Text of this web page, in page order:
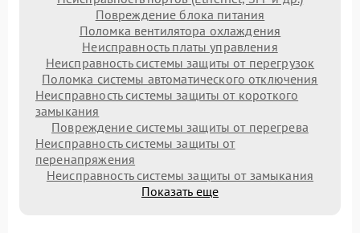
Повреждение блока питания
Поломка вентилятора охлаждения
Неисправность платы управления
Неисправность системы защиты от перегрузок
Поломка системы автоматического отключения
Неисправность системы защиты от короткого
замыкания
Повреждение системы защиты от перегрева
Неисправность системы защиты от
перенапряжения
Неисправность системы защиты от замыкания
Показать еще